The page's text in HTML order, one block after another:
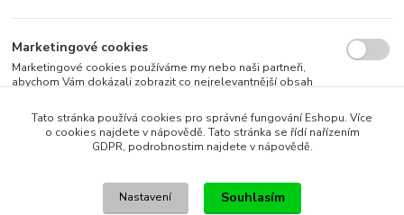
Marketingové cookies
Marketingové cookies používáme my nebo naši partneři,
abychom Vám dokázali zobrazit co nejrelevantnější obsah
subjektů. To je možn... číst více
Souhlasím s využitím vybraných souborů cookies
Tato stránka používá cookies pro správné fungování Eshopu. Více
o cookies najdete v nápovědě. Tato stránka se řídí nařízením
GDPR, podrobnostim najdete v nápovědě.
Nastavení Souhlasím